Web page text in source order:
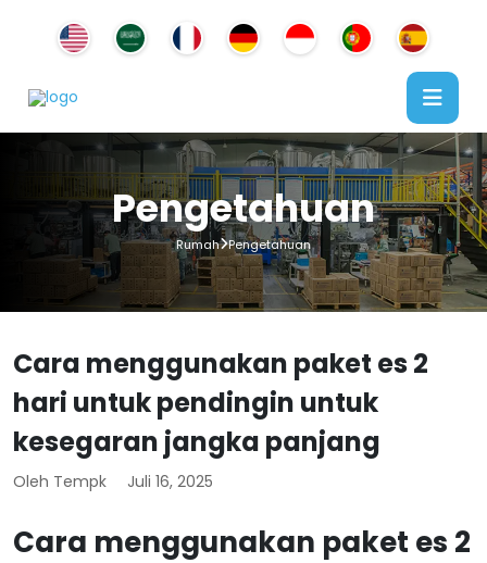
Pengetahuan
Rumah Pengetahuan
Cara menggunakan paket es 2
hari untuk pendingin untuk
kesegaran jangka panjang
Oleh Tempk Juli 16, 2025
Cara menggunakan paket es 2